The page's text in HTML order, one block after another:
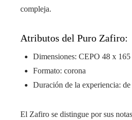
compleja.
Atributos del Puro Zafiro:
Dimensiones: CEPO 48 x
Formato: corona
Duración de la experiencia:
El Zafiro se distingue por sus